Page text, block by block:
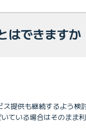
はできますか
提供も継続するよう検
ている場合はそのまま利